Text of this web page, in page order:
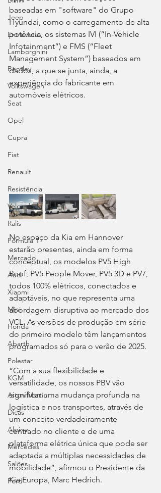
Jeep
Entrevistas
Lamborghini
Bentley
Volkswagen
Seat
Opel
Cupra
Fiat
Renault
Resistência
Velocidade
Ralis
Fórmula 1
Mercado
Audi
Xiaomi
Mini
Honda
Abarth
Polestar
KGM
Aston Martin
Dicas
Alpine
Mercedes
Salões
Ford
baseadas em "software" do Grupo
Hyundai, como o carregamento de alta
potência, os sistemas IVI (“In-Vehicle
Infotainment”) e FMS (“Fleet
Management System”) baseados em
dados, a que se junta, ainda, a
experiência do fabricante em
automóveis elétricos.
No espaço da Kia em Hannover
estarão presentes, ainda em forma
conceptual, os modelos PV5 High
Roof, PV5 People Mover, PV5 3D e PV7,
todos 100% elétricos, conectados e
adaptáveis, no que representa uma
abordagem disruptiva ao mercado dos
VCL. As versões de produção em série
do primeiro modelo têm lançamentos
programados só para o verão de 2025.
“Com a sua flexibilidade e
versatilidade, os nossos PBV vão
significar uma mudança profunda na
logística e nos transportes, através de
um conceito verdadeiramente
centrado no cliente e de uma
plataforma elétrica única que pode ser
adaptada a múltiplas necessidades de
mobilidade”, afirmou o Presidente da
Kia Europa, Marc Hedrich.